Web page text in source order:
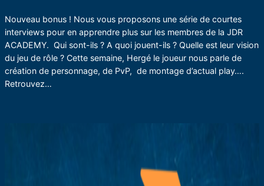
Nouveau bonus ! Nous vous proposons une série de courtes
interviews pour en apprendre plus sur les membres de la JDR
ACADEMY. Qui sont-ils ? A quoi jouent-ils ? Quelle est leur vision
du jeu de rôle ? Cette semaine, Hergé le joueur nous parle de
création de personnage, de PvP, de montage d’actual play….
Retrouvez…